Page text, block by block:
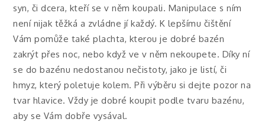
syn, či dcera, kteří se v něm koupali. Manipulace s ním
není nijak těžká a zvládne jí každý. K lepšímu čištění
Vám pomůže také plachta, kterou je dobré bazén
zakrýt přes noc, nebo když ve v něm nekoupete. Díky ní
se do bazénu nedostanou nečistoty, jako je listí, či
hmyz, který poletuje kolem. Při výběru si dejte pozor na
tvar hlavice. Vždy je dobré koupit podle tvaru bazénu,
aby se Vám dobře vysával.